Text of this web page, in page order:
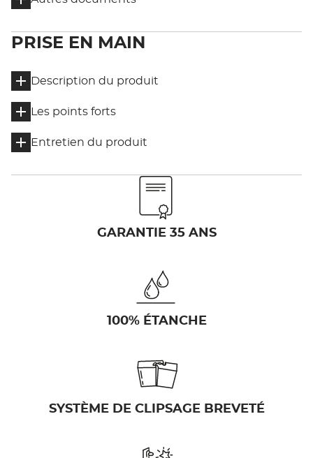
PRISE EN MAIN
Description du produit
Les points forts
Entretien du produit
GARANTIE 35 ANS
100% ÉTANCHE
SYSTÈME DE CLIPSAGE BREVETÉ